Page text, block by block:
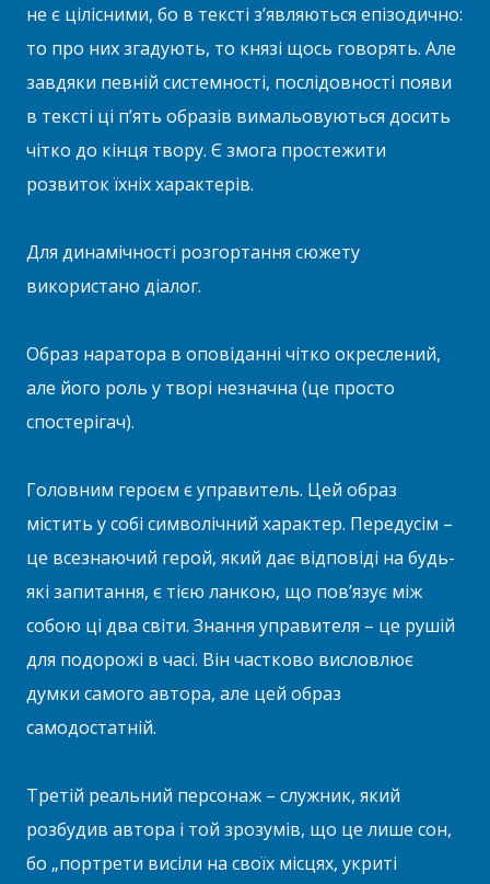
не є цілісними, бо в тексті з’являються епізодично:
то про них згадують, то князі щось говорять. Але
завдяки певній системності, послідовності появи
в тексті ці п’ять образів вимальовуються досить
чітко до кінця твору. Є змога простежити
розвиток їхніх характерів.
Для динамічності розгортання сюжету
використано діалог.
Образ наратора в оповіданні чітко окреслений,
але його роль у творі незначна (це просто
спостерігач).
Головним героєм є управитель. Цей образ
містить у собі символічний характер. Передусім –
це всезнаючий герой, який дає відповіді на будь-
які запитання, є тією ланкою, що пов’язує між
собою ці два світи. Знання управителя – це рушій
для подорожі в часі. Він частково висловлює
думки самого автора, але цей образ
самодостатній.
Третій реальний персонаж – служник, який
розбудив автора і той зрозумів, що це лише сон,
бо „портрети висіли на своїх місцях, укриті